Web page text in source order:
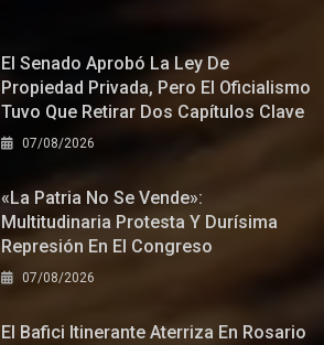
El Senado Aprobó La Ley De
Propiedad Privada, Pero El Oficialismo
Tuvo Que Retirar Dos Capítulos Clave
07/08/2026
«La Patria No Se Vende»:
Multitudinaria Protesta Y Durísima
Represión En El Congreso
07/08/2026
El Bafici Itinerante Aterriza En Rosario